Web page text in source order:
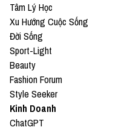
Tâm Lý Học
Xu Hướng Cuộc Sống
Đời Sống
Sport-Light
Beauty
Fashion Forum
Style Seeker
Kinh Doanh
ChatGPT